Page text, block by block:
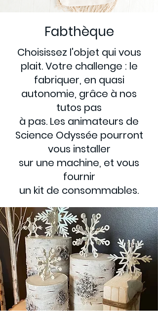
Fabthèque
Choisissez l'objet qui vous
plait. Votre challenge : le
fabriquer, en quasi
autonomie, grâce à nos
tutos pas
à pas. Les animateurs de
Science Odyssée pourront
vous installer
sur une machine, et vous
fournir
un kit de consommables.